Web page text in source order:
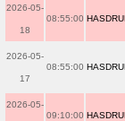
2026-05-
18
08:55:00
2026-05-
17
08:55:00
2026-05-
09:10:00